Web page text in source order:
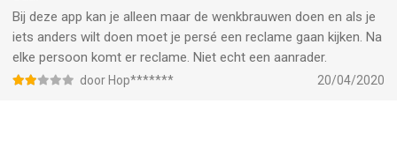
Bij deze app kan je alleen maar de wenkbrauwen doen en als je
iets anders wilt doen moet je persé een reclame gaan kijken. Na
elke persoon komt er reclame. Niet echt een aanrader.
door Hop******* 20/04/2020